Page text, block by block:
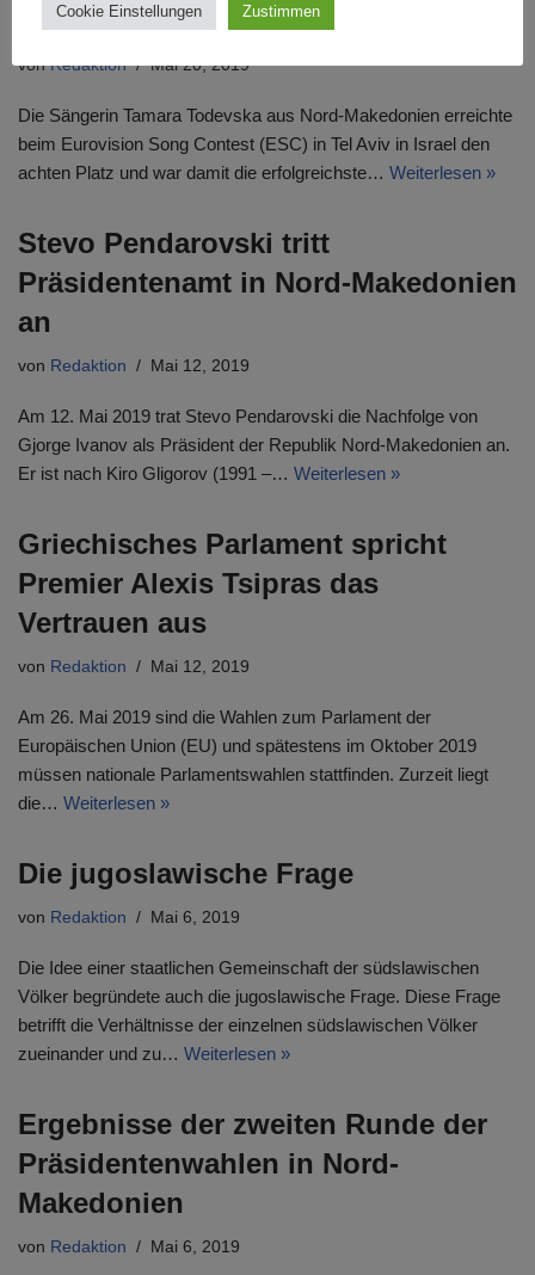
achten Platz
vonRedaktion Mai 20, 2019
Die Sängerin Tamara Todevska aus Nord-Makedonien erreichte
beim Eurovision Song Contest (ESC) in Tel Aviv in Israel den
achten Platz und war damit die erfolgreichste… Weiterlesen »
Stevo Pendarovski tritt
Präsidentenamt in Nord-Makedonien
an
von Redaktion Mai 12, 2019
Am 12. Mai 2019 trat Stevo Pendarovski die Nachfolge von
Gjorge Ivanov als Präsident der Republik Nord-Makedonien an.
Er ist nach Kiro Gligorov (1991 –… Weiterlesen »
Griechisches Parlament spricht
Premier Alexis Tsipras das
Vertrauen aus
von Redaktion Mai 12, 2019
Am 26. Mai 2019 sind die Wahlen zum Parlament der
Europäischen Union (EU) und spätestens im Oktober 2019
müssen nationale Parlamentswahlen stattfinden. Zurzeit liegt
die… Weiterlesen »
Die jugoslawische Frage
von Redaktion Mai 6, 2019
Die Idee einer staatlichen Gemeinschaft der südslawischen
Völker begründete auch die jugoslawische Frage. Diese Frage
betrifft die Verhältnisse der einzelnen südslawischen Völker
zueinander und zu… Weiterlesen »
Ergebnisse der zweiten Runde der
Präsidentenwahlen in Nord-
Makedonien
von Redaktion Mai 6, 2019
Cookie Einstellungen Zustimmen